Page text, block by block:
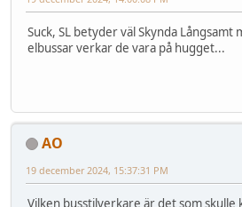
Suck, SL betyder väl Skynda Långsamt
elbussar verkar de vara på hugget...
AO
19 december 2024, 15:37:31 PM
Vilken busstilverkare är det som skulle